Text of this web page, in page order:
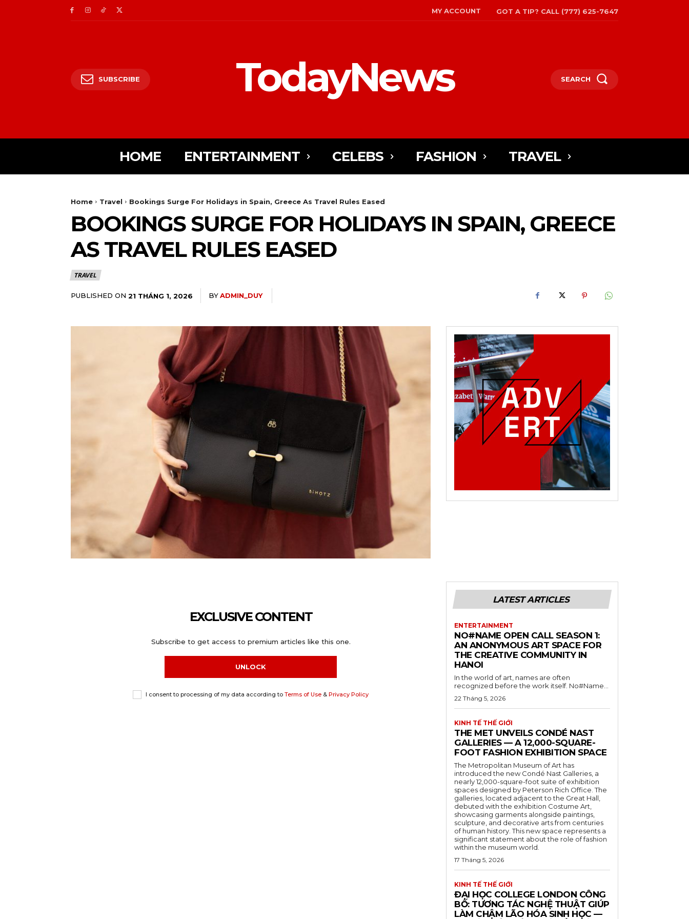
MY ACCOUNT GOT A TIP? CALL (777) 625-7647
SUBSCRIBE TodayNews SEARCH
HOME ENTERTAINMENT CELEBS FASHION TRAVEL
Home Travel Bookings Surge For Holidays in Spain, Greece As Travel Rules Eased
BOOKINGS SURGE FOR HOLIDAYS IN SPAIN, GREECE
AS TRAVEL RULES EASED
TRAVEL
PUBLISHED ON 21 THÁNG 1, 2026 BYADMIN_DUY
EXCLUSIVE CONTENT
Subscribe to get access to premium articles like this one.
UNLOCK
I consent to processing of my data according to Terms of Use & Privacy Policy
LATEST ARTICLES
ENTERTAINMENT
NO#NAME OPEN CALL SEASON 1:
AN ANONYMOUS ART SPACE FOR
THE CREATIVE COMMUNITY IN
HANOI
In the world of art, names are often
recognized before the work itself. No#Name...
22 Tháng 5, 2026
KINH TẾ THẾ GIỚI
THE MET UNVEILS CONDÉ NAST
GALLERIES — A 12,000-SQUARE-
FOOT FASHION EXHIBITION SPACE
The Metropolitan Museum of Art has
introduced the new Condé Nast Galleries, a
nearly 12,000-square-foot suite of exhibition
spaces designed by Peterson Rich Office. The
galleries, located adjacent to the Great Hall,
debuted with the exhibition Costume Art,
showcasing garments alongside paintings,
sculpture, and decorative arts from centuries
of human history. This new space represents a
significant statement about the role of fashion
within the museum world.
17 Tháng 5, 2026
KINH TẾ THẾ GIỚI
ĐẠI HỌC COLLEGE LONDON CÔNG
BỐ: TƯƠNG TÁC NGHỆ THUẬT GIÚP
LÀM CHẬM LÃO HÓA SINH HỌC —